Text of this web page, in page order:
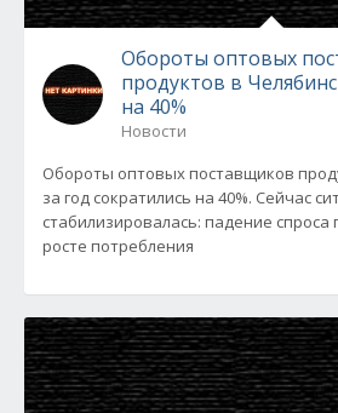
Обороты оптовых
продуктов в
на 40%
Новости
Обороты оптовых поставщиков
за год сократились на 40%. Сейчас
стабилизировалась: падение спроса
росте потребления